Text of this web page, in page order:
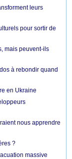
leurs
pour sortir de
mais peuvent-ils
à rebondir quand
en Ukraine
nous apprendre
?
massive